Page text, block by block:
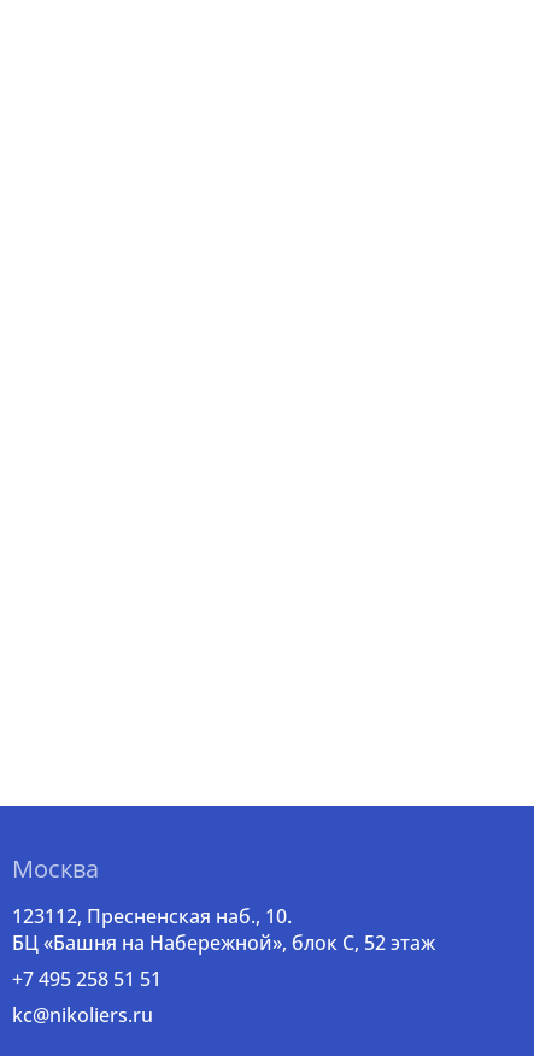
Москва
123112, Пресненская наб., 10.
БЦ «Башня на Набережной», блок С, 52 этаж
+7 495 258 51 51
kc@nikoliers.ru